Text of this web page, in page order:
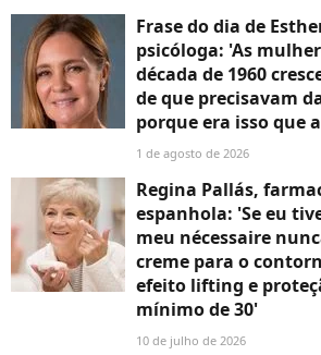
Frase do dia de
psicóloga: 'As
década de 1960
de que precisavam
porque era isso que
1 de agosto de 2026
Regina Pallás,
espanhola: 'Se eu
meu nécessaire
creme para o
efeito lifting e
mínimo de 30'
10 de julho de 2026